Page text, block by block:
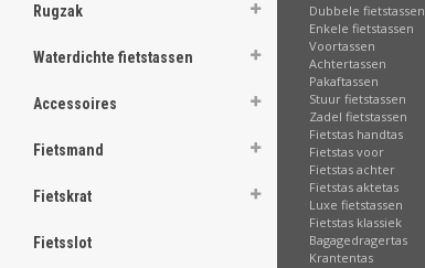
Rugzak
Waterdichte fietstassen
Accessoires
Fietsmand
Fietskrat
Fietsslot
[email protected]
Dubbele fietstassen
Enkele fietstassen
Voortassen
Achtertassen
Pakaftassen
Stuur fietstassen
Zadel fietstassen
Fietstas handtas
Fietstas voor
Fietstas achter
Fietstas aktetas
Luxe fietstassen
Fietstas klassiek
Bagagedragertas
Krantentas